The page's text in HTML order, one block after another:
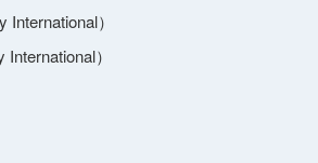
）
）